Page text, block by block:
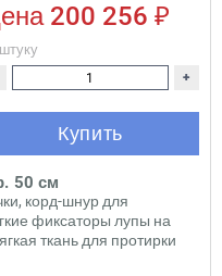
50 см
корд-шнур для
фиксаторы лупы на
ткань для протирки
200 256 ₽
+
Купить